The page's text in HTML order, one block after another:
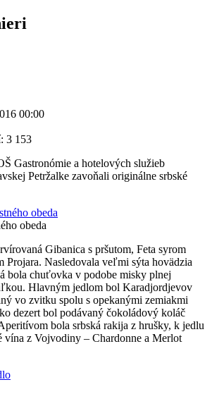
00:00
3 153
Gastronómie a hotelových služieb
Petržalke zavoňali originálne srbské
obeda
Gibanica s pršutom, Feta syrom
Projara. Nasledovala veľmi sýta hovädzia
bola chuťovka v podobe misky plnej
Hlavným jedlom bol Karadjordjevov
vo zvitku spolu s opekanými zemiakmi
dezert bol podávaný čokoládový koláč
bola srbská rakija z hrušky, k jedlu
vína z Vojvodiny – Chardonne a Merlot